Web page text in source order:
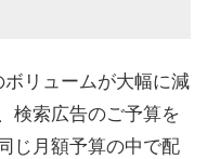
リュームが大幅に減
検索広告のご予算を
じ月額予算の中で配